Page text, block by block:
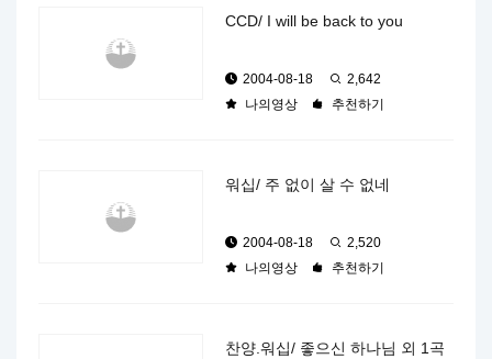
CCD/ I will be back to you
2004-08-18
2,642
나의영상
추천하기
워십/ 주 없이 살 수 없네
2004-08-18
2,520
나의영상
추천하기
찬양.워십/ 좋으신 하나님 외 1곡